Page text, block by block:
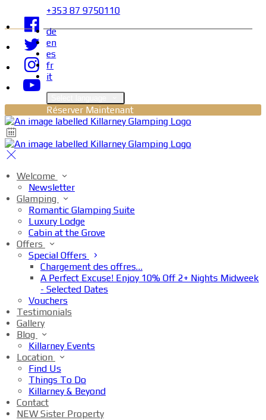
+353 87 9750110
de
en
es
fr
it
Réserver Maintenant
Welcome
Newsletter
Glamping
Romantic Glamping Suite
Luxury Lodge
Cabin at the Grove
Offers
Special Offers
Chargement des offres…
A Perfect Excuse! Enjoy 10% Off 2+ Nights Midweek
- Selected Dates
Vouchers
Testimonials
Gallery
Blog
Killarney Events
Location
Find Us
Things To Do
Killarney & Beyond
Contact
NEW Sister Property